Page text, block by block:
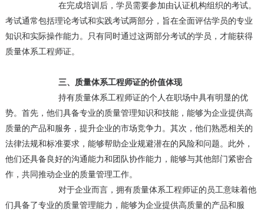
在完成培训后，学员需要参加由认证机构组织的考试。
考试通常包括理论考试和实践考试两部分，旨在全面评估学员的专业
知识和实际操作能力。只有同时通过这两部分考试的学员，才能获得
质量体系工程师证。
三、质量体系工程师证的价值体现
持有质量体系工程师证的个人在职场中具有明显的优
势。首先，他们具备专业的质量管理知识和技能，能够为企业提供高
质量的产品和服务，提升企业的市场竞争力。其次，他们熟悉相关的
法律法规和标准要求，能够帮助企业规避潜在的风险和问题。此外，
他们还具备良好的沟通能力和团队协作能力，能够与其他部门紧密合
作，共同推动企业的质量管理工作。
对于企业而言，拥有质量体系工程师证的员工意味着他
们具备了专业的质量管理能力，能够为企业提供高质量的产品和服